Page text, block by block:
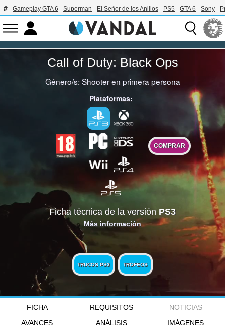
Gameplay GTA 6 Superman El Señor de los Anillos PS5 GTA 6 Sony
Call of Duty: Black Ops
Género/s:Shooter en primera persona
Plataformas:
COMPRAR
Ficha técnica de la versión PS3
Más información
TRUCOS PS3 TROFEOS
FICHA REQUISITOS
NOTICIAS
AVANCES
ANÁLISIS
IMÁGENES